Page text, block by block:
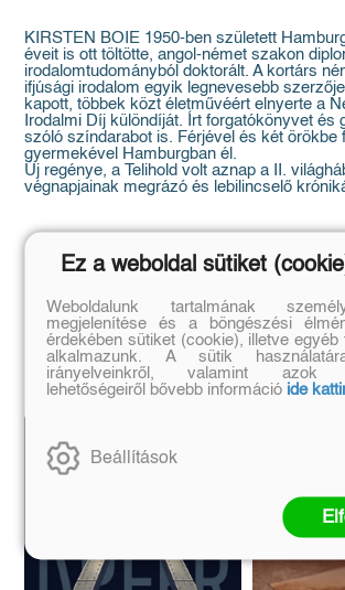
KIRSTEN BOIE 1950-ben született
éveit is ott töltötte, angol-német szakon
irodalomtudományból doktorált. A kortárs
ifjúsági irodalom egyik legnevesebb
kapott, többek közt életművéért elnyerte a
Irodalmi Díj különdíját. Írt forgatókönyvet és
szóló színdarabot is. Férjével és két örökbe
gyermekével Hamburgban él.
Új regénye, a Telihold volt aznap a II.
végnapjainak megrázó és lebilincselő
Hasonló könyvek
Ez a weboldal sütiket
Weboldalunk tartalmának
megjelenítése és a böngészési
érdekében sütiket (cookie), illetve egyéb
alkalmazunk. A sütik
irányelveinkről, valamint azok
lehetőségeiről bővebb információ ide
Beállítások